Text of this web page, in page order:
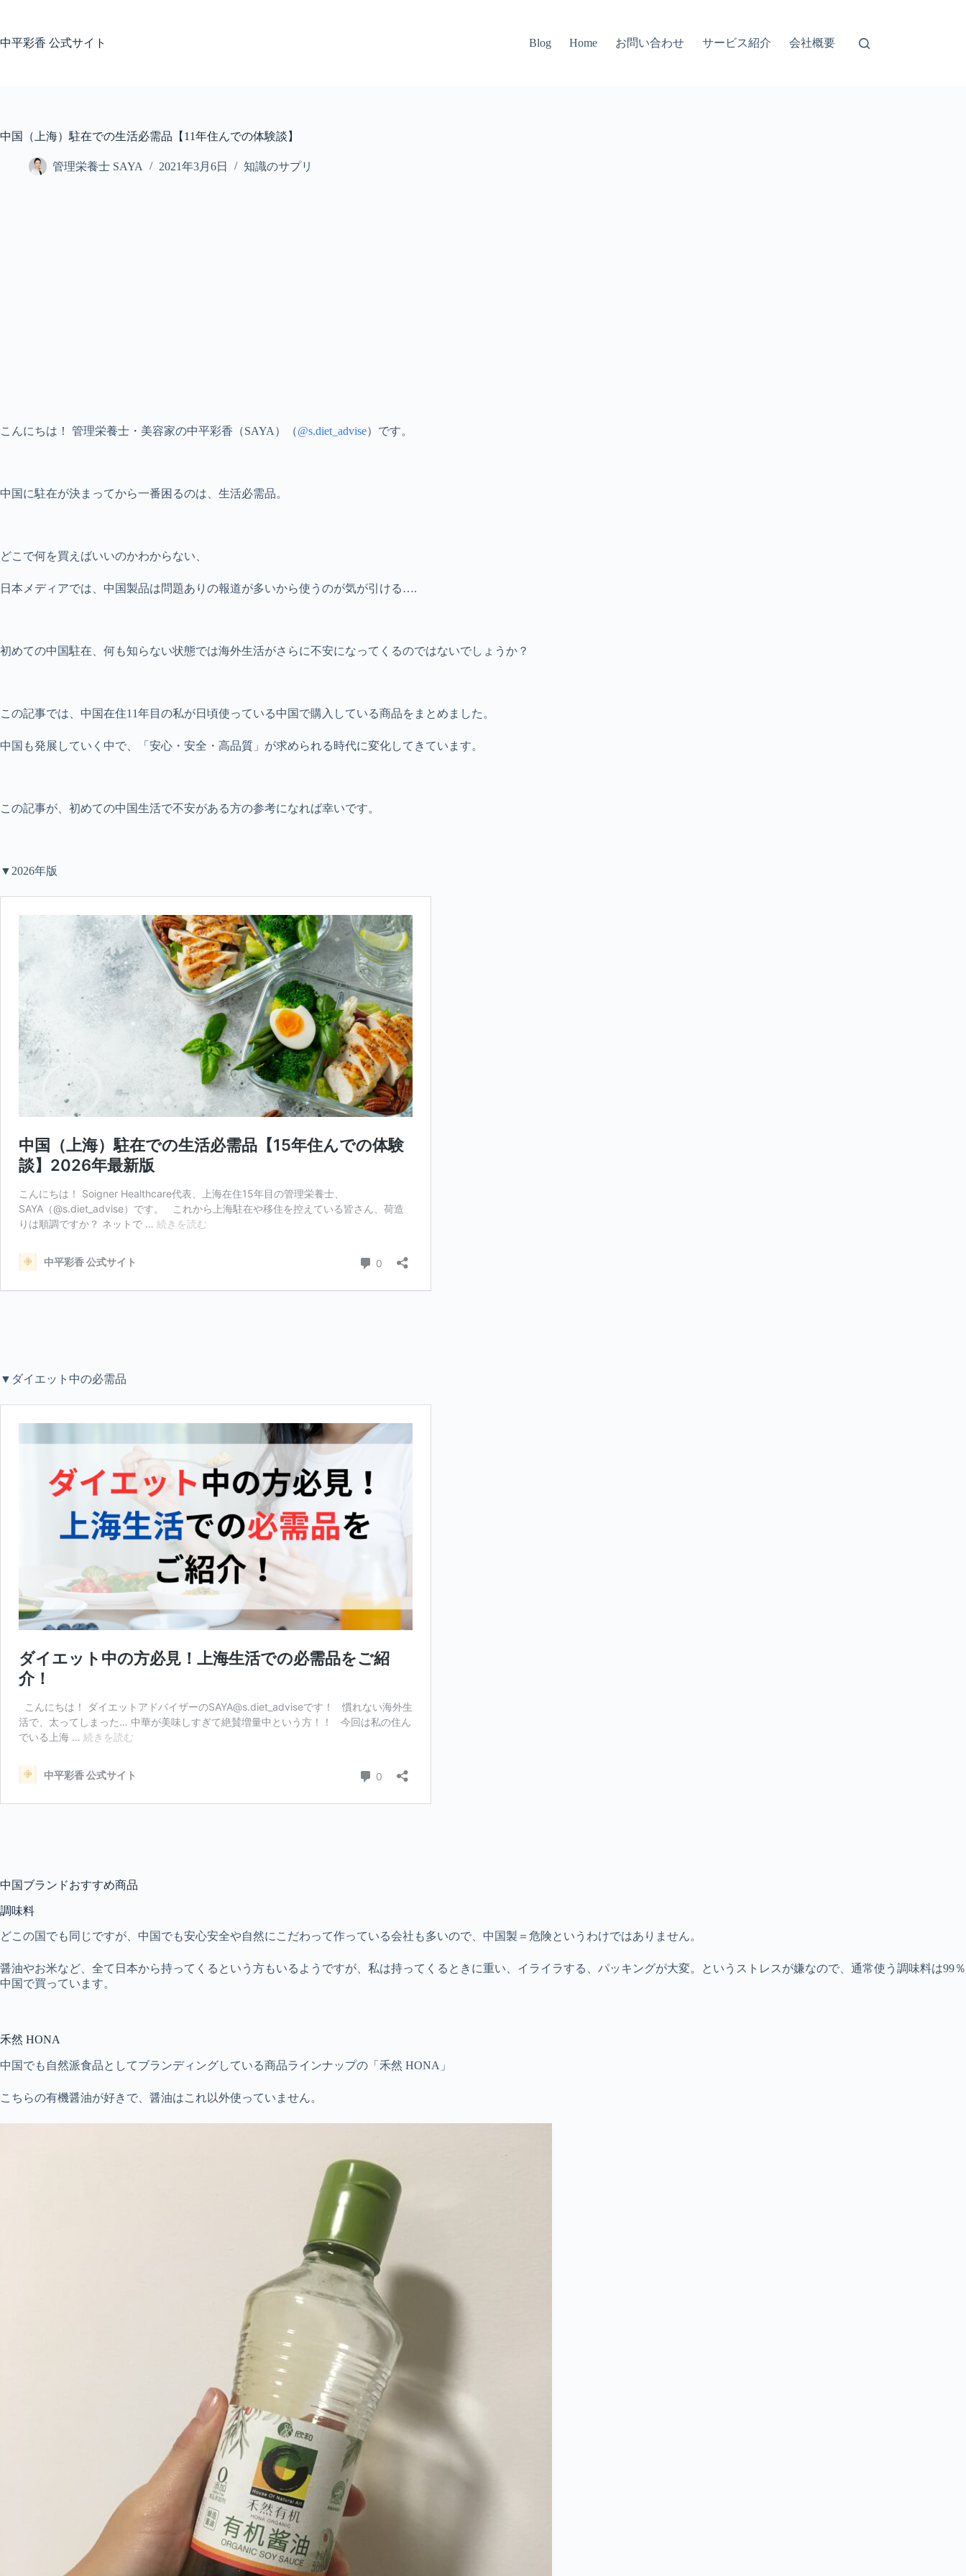
テ
ン
プ
中平彩香 公式サイト Blog Home お問い合わせ サービス紹介 会社概要
中国（上海）駐在での生活必需品【11年住んでの体験談】
管理栄養士 SAYA 2021年3月6日 知識のサプリ
こんにちは！ 管理栄養士・美容家の中平彩香（SAYA）（@s.diet_advise）です。
中国に駐在が決まってから一番困るのは、生活必需品。
どこで何を買えばいいのかわからない、
日本メディアでは、中国製品は問題ありの報道が多いから使うのが気が引ける….
初めての中国駐在、何も知らない状態では海外生活がさらに不安になってくるのではないでしょうか？
この記事では、中国在住11年目の私が日頃使っている中国で購入している商品をまとめました。
中国も発展していく中で、「安心・安全・高品質」が求められる時代に変化してきています。
この記事が、初めての中国生活で不安がある方の参考になれば幸いです。
▼2026年版
▼ダイエット中の必需品
中国ブランドおすすめ商品
調味料
どこの国でも同じですが、中国でも安心安全や自然にこだわって作っている会社も多いので、中国製＝危険というわけではありません。
醤油やお米など、全て日本から持ってくるという方もいるようですが、私は持ってくるときに重い、イライラする、パッキングが大変。というストレスが嫌なので、通常使う調味料は99％
中国で買っています。
禾然 HONA
中国でも自然派食品としてブランディングしている商品ラインナップの「禾然 HONA」
こちらの有機醤油が好きで、醤油はこれ以外使っていません。